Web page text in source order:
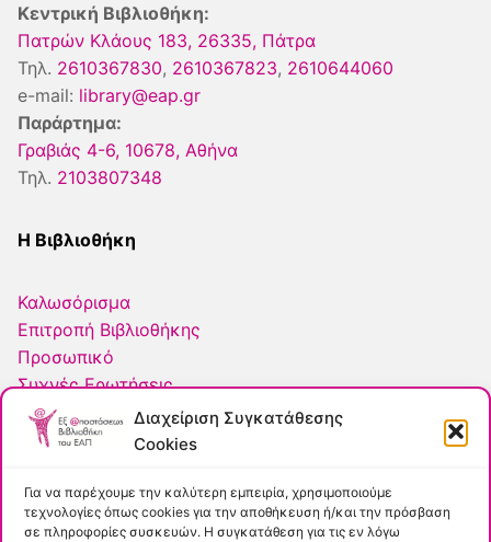
Διαχείριση Συγκατάθεσης
Cookies
Για να παρέχουμε την καλύτερη εμπειρία, χρησιμοποιούμε
τεχνολογίες όπως cookies για την αποθήκευση ή/και την πρόσβαση
σε πληροφορίες συσκευών. Η συγκατάθεση για τις εν λόγω
Κεντρική Βιβλιοθήκη:
Πατρών Κλάους 183, 26335, Πάτρα
Τηλ. 2610367830, 2610367823, 2610644060
e-mail: library@eap.gr
Παράρτημα:
Γραβιάς 4-6, 10678, Αθήνα
Τηλ. 2103807348
Η Βιβλιοθήκη
Καλωσόρισμα
Επιτροπή Βιβλιοθήκης
Προσωπικό
Συχνές Ερωτήσεις
ΕΛΟΤ
Πολιτική Cookies
Εύκολη Πρόσβαση